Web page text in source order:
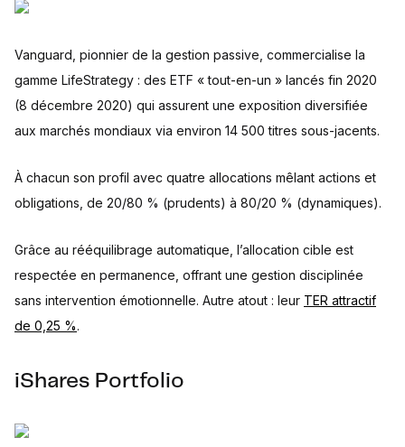
Vanguard, pionnier de la gestion passive, commercialise la
gamme LifeStrategy : des ETF « tout-en-un » lancés fin 2020
(8 décembre 2020) qui assurent une exposition diversifiée
aux marchés mondiaux via environ 14 500 titres sous-jacents.
À chacun son profil avec quatre allocations mêlant actions et
obligations, de 20/80 % (prudents) à 80/20 % (dynamiques).
Grâce au rééquilibrage automatique, l’allocation cible est
respectée en permanence, offrant une gestion disciplinée
sans intervention émotionnelle. Autre atout : leur TER attractif
de 0,25 %.
iShares Portfolio